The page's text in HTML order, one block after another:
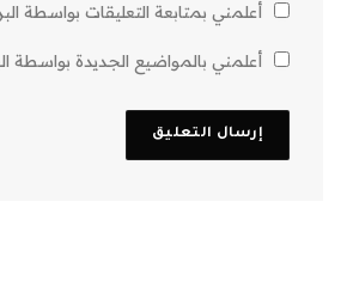
أعلمني بمتابعة التعليقات بواسطة
أعلمني بالمواضيع الجديدة بواسطة